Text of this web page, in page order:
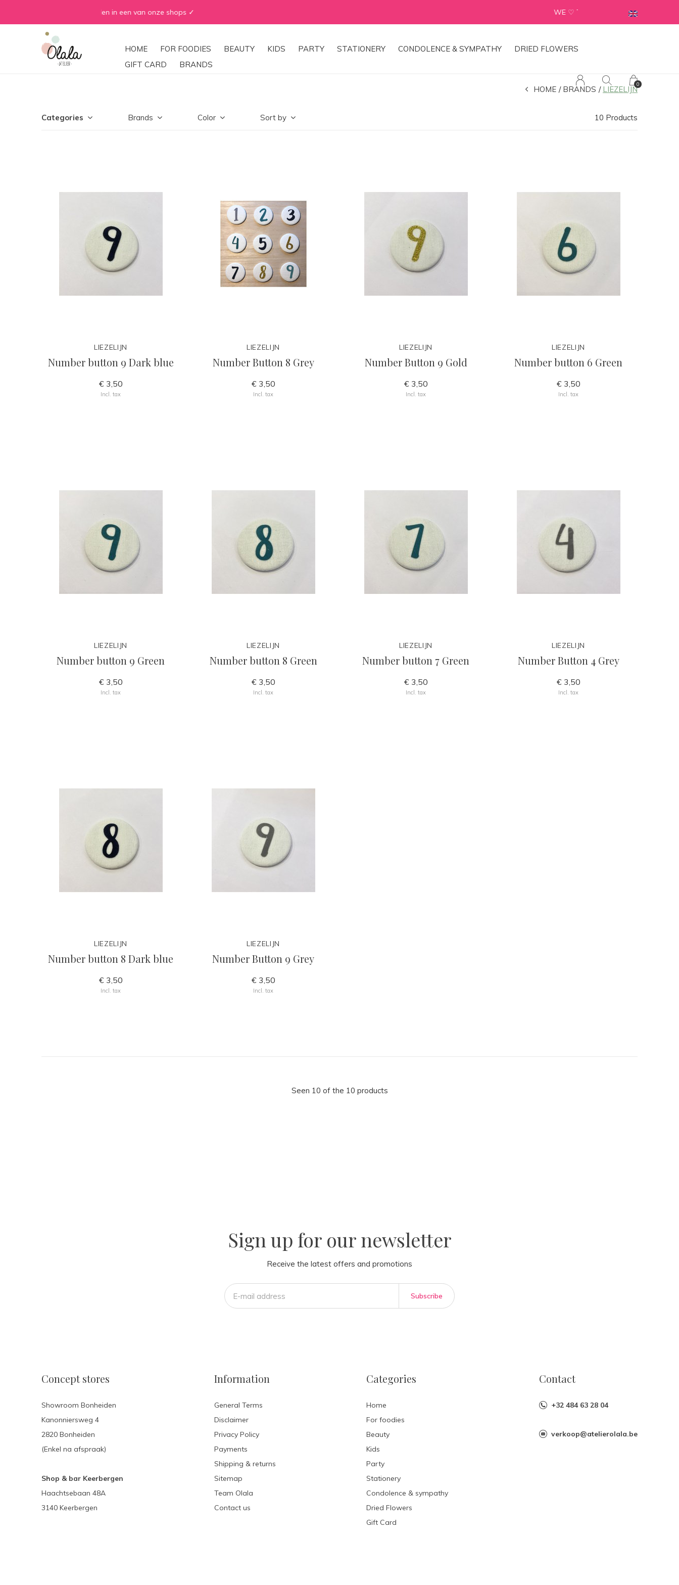
HOME FOR FOODIES BEAUTY KIDS PARTY STATIONERY CONDOLENCE & SYMPATHY
DRIED FLOWERS
GIFT CARD
BRANDS
0
HOME BRANDS LIEZELIJN
Categories Brands Color Sort by 10 Products
LIEZELIJN
Number button 9 Dark blue
€ 3,50
Incl. tax
LIEZELIJN
Number Button 8 Grey
€ 3,50
Incl. tax
LIEZELIJN
Number Button 9 Gold
€ 3,50
Incl. tax
LIEZELIJN
Number button 6 Green
€ 3,50
Incl. tax
LIEZELIJN
Number button 9 Green
€ 3,50
Incl. tax
LIEZELIJN
Number button 8 Green
€ 3,50
Incl. tax
LIEZELIJN
Number button 7 Green
€ 3,50
Incl. tax
LIEZELIJN
Number Button 4 Grey
€ 3,50
Incl. tax
LIEZELIJN
Number button 8 Dark blue
€ 3,50
Incl. tax
LIEZELIJN
Number Button 9 Grey
€ 3,50
Incl. tax
Seen 10 of the 10 products
Sign up for our newsletter
Receive the latest offers and promotions
Subscribe
Concept stores
Showroom Bonheiden
Kanonniersweg 4
2820 Bonheiden
(Enkel na afspraak)
Shop & bar Keerbergen
Haachtsebaan 48A
3140 Keerbergen
Information
General Terms
Disclaimer
Privacy Policy
Payments
Shipping & returns
Sitemap
Team Olala
Contact us
Categories
Home
For foodies
Beauty
Kids
Party
Stationery
Condolence & sympathy
Dried Flowers
Gift Card
Contact
+32 484 63 28 04
verkoop@atelierolala.be